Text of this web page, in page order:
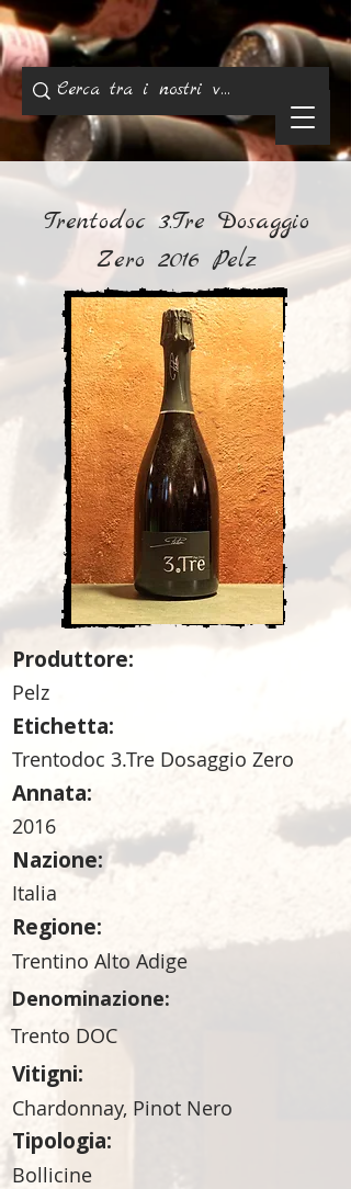
Trentodoc 3.Tre Dosaggio
Zero 2016 Pelz
Produttore:
Pelz
Etichetta:
Trentodoc 3.Tre Dosaggio Zero
Annata:
2016
Nazione:
Italia
Regione:
Trentino Alto Adige
Denominazione:
Trento DOC
Vitigni:
Chardonnay, Pinot Nero
Tipologia:
Bollicine